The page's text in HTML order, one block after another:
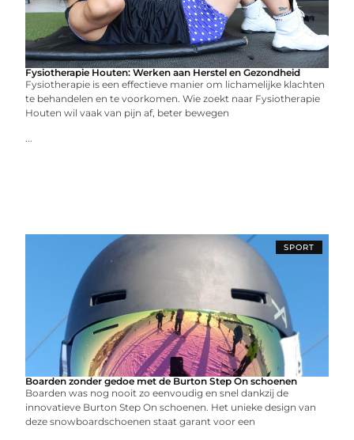
Fysiotherapie Houten: Werken aan Herstel en Gezondheid
Fysiotherapie is een effectieve manier om lichamelijke klachten
te behandelen en te voorkomen. Wie zoekt naar Fysiotherapie
Houten wil vaak van pijn af, beter bewegen
...
SPORT
Boarden zonder gedoe met de Burton Step On schoenen
Boarden was nog nooit zo eenvoudig en snel dankzij de
innovatieve Burton Step On schoenen. Het unieke design van
deze snowboardschoenen staat garant voor een